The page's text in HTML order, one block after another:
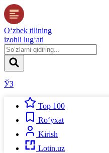
O‘zbek tilining
izohli lug‘ati
ЎЗ
Top 100
Ro‘yxat
Kirish
Lotin.uz